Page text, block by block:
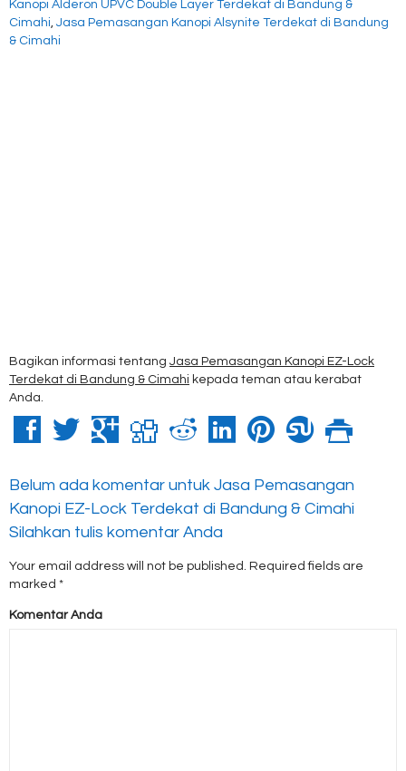
Kanopi Alderon UPVC Double Layer Terdekat di Bandung &
Cimahi, Jasa Pemasangan Kanopi Alsynite Terdekat di Bandung
& Cimahi
Bagikan informasi tentang Jasa Pemasangan Kanopi EZ-Lock
Terdekat di Bandung & Cimahi kepada teman atau kerabat
Anda.
Belum ada komentar untuk Jasa Pemasangan
Kanopi EZ-Lock Terdekat di Bandung & Cimahi
Silahkan tulis komentar Anda
Your email address will not be published. Required fields are
marked *
Komentar Anda